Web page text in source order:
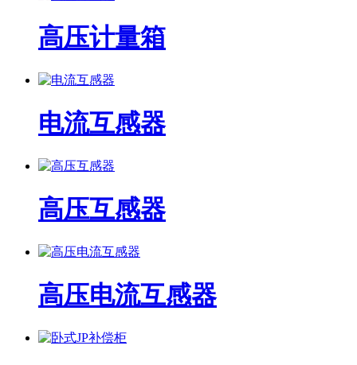
高压计量箱
电流互感器
高压互感器
高压电流互感器